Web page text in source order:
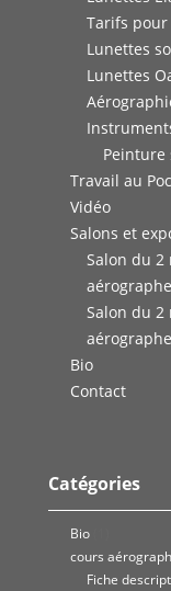
Tarifs
Lunettes
Lunettes
Peinture
Travail au
Vidéo
Salons et
Salon du 2
aérographe
Salon du 2
Bio
Contact
Catégories
Bio
cours
Fiche